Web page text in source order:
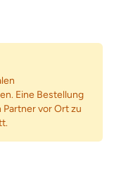
Eine Bestellung
vor Ort zu